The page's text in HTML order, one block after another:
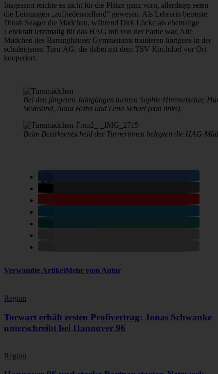
Insgesamt reichte es nicht für die Plätze ganz vorn, allerdings seien
die Leistungen „zufriedenstellend“ gewesen. Als Lehrerin betreute
Dinah Saager die Mädchen, während Dirk Lücke als ehemalige
Lehrkraft letztmalig für das HAG mit von der Partie war. Alle
Mädchen des Barsinghäuser Gymnasiums trainieren übrigens in der
schuleigenen Turn-AG, die dabei mit dem TSV Kirchdorf vor Ort
kooperiert.
Bei den jüngeren Jahrgängen turnten Sophie Himmelseher,
Wedekind, Anna Hahn und Lena Schart (von links).
Beim Bezirksentscheid der Turnerinnen belegten die HAG-
Verwandte ArtikelMehr vom Autor
Region
Torwart erhält ersten Profivertrag: Jonas Schwanke
unterschreibt bei Hannover 96
Region